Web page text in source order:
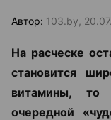
Автор: 103.by,
На расческе
становится
витамины,
очередной